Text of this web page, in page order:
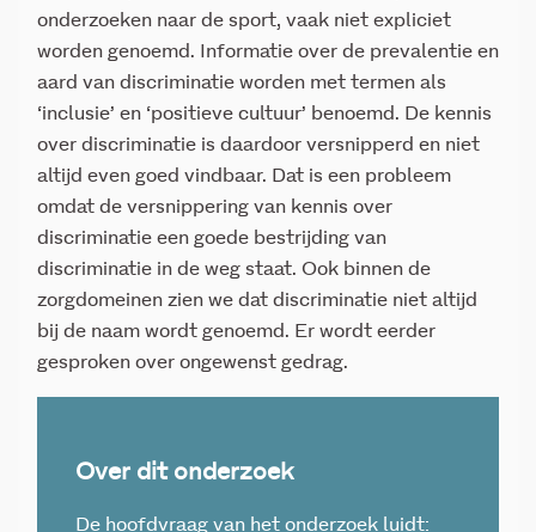
onderzoeken naar de sport, vaak niet expliciet
worden genoemd. Informatie over de prevalentie en
aard van discriminatie worden met termen als
‘inclusie’ en ‘positieve cultuur’ benoemd. De kennis
over discriminatie is daardoor versnipperd en niet
altijd even goed vindbaar. Dat is een probleem
omdat de versnippering van kennis over
discriminatie een goede bestrijding van
discriminatie in de weg staat. Ook binnen de
zorgdomeinen zien we dat discriminatie niet altijd
bij de naam wordt genoemd. Er wordt eerder
gesproken over ongewenst gedrag.
Over dit onderzoek
De hoofdvraag van het onderzoek luidt: